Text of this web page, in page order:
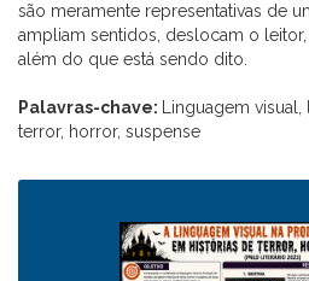
são meramente representativas de
ampliam sentidos, deslocam o
além do que está sendo dito.
Palavras-chave:
Linguagem
terror, horror, suspense